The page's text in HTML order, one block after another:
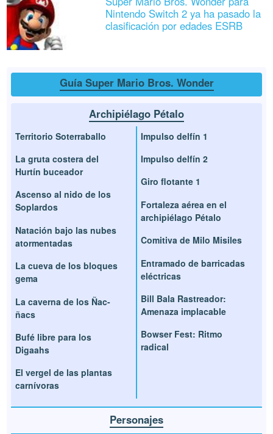
Nintendo Switch 2 ya ha pasado la
clasificación por edades ESRB
Guía Super Mario Bros. Wonder
Archipiélago Pétalo
Territorio Soterraballo
La gruta costera del
Hurtín buceador
Ascenso al nido de los
Soplardos
Natación bajo las nubes
atormentadas
La cueva de los bloques
gema
La caverna de los Ñac-
ñacs
Bufé libre para los
Digaahs
El vergel de las plantas
carnívoras
Impulso delfín 1
Impulso delfín 2
Giro flotante 1
Fortaleza aérea en el
archipiélago Pétalo
Comitiva de Milo Misiles
Entramado de barricadas
eléctricas
Bill Bala Rastreador:
Amenaza implacable
Bowser Fest: Ritmo
radical
Personajes